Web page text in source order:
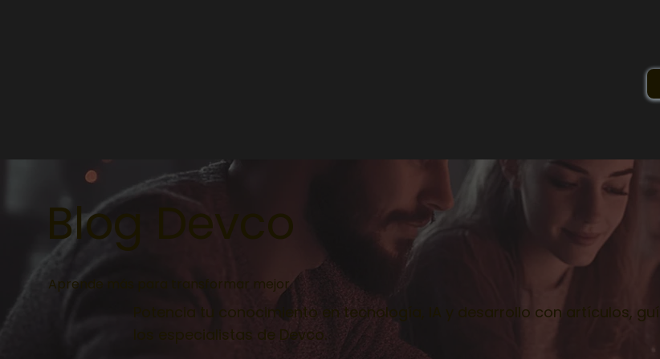
Blog Devco
Aprende más para transformar mejor.
Potencia tu conocimiento en tecnología, IA y desarrollo con artículos,
los especialistas de Devco.